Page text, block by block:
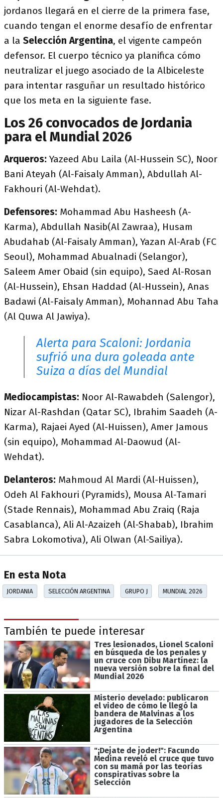
jordanos llegará en el cierre de la primera fase,
cuando tengan el enorme desafío de enfrentar
a la Selección Argentina, el vigente campeón
defensor. El cuerpo técnico ya planifica cómo
neutralizar el juego asociado de la Albiceleste
para intentar rasguñar un resultado histórico
que los meta en la siguiente fase.
Los 26 convocados de Jordania
para el Mundial 2026
Arqueros: Yazeed Abu Laila (Al-Hussein SC), Noor
Bani Ateyah (Al-Faisaly Amman), Abdullah Al-
Fakhouri (Al-Wehdat).
Defensores: Mohammad Abu Hasheesh (A-
Karma), Abdullah Nasib(Al Zawraa), Husam
Abudahab (Al-Faisaly Amman), Yazan Al-Arab (FC
Seoul), Mohammad Abualnadi (Selangor),
Saleem Amer Obaid (sin equipo), Saed Al-Rosan
(Al-Hussein), Ehsan Haddad (Al-Hussein), Anas
Badawi (Al-Faisaly Amman), Mohannad Abu Taha
(Al Quwa Al Jawiya).
Alerta para Scaloni: Jordania
sufrió una dura goleada ante
Suiza a días del Mundial
Mediocampistas: Noor Al-Rawabdeh (Salengor),
Nizar Al-Rashdan (Qatar SC), Ibrahim Saadeh (A-
Karma), Rajaei Ayed (Al-Huissen), Amer Jamous
(sin equipo), Mohammad Al-Daowud (Al-
Wehdat).
Delanteros: Mahmoud Al Mardi (Al-Huissen),
Odeh Al Fakhouri (Pyramids), Mousa Al-Tamari
(Stade Rennais), Mohammad Abu Zraiq (Raja
Casablanca), Ali Al-Azaizeh (Al-Shabab), Ibrahim
Sabra Lokomotiva), Ali Olwan (Al-Sailiya).
En esta Nota
JORDANIA SELECCIÓN ARGENTINA GRUPO J MUNDIAL 2026
También te puede interesar
Tres lesionados, Lionel Scaloni
en búsqueda de los penales y
un cruce con Dibu Martínez: la
nueva versión sobre la final del
Mundial 2026
Misterio develado: publicaron
el video de cómo le llegó la
bandera de Malvinas a los
jugadores de la Selección
Argentina
"¡Dejate de joder!": Facundo
Medina reveló el cruce que tuvo
con su mamá por las teorías
conspirativas sobre la
Selección